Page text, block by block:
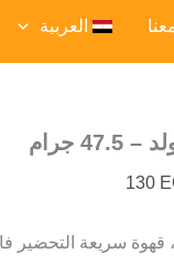
العربية
جرام
130
قهوة سريعة التحضير